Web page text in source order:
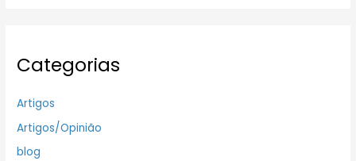
Categorias
Artigos
Artigos/Opinião
blog